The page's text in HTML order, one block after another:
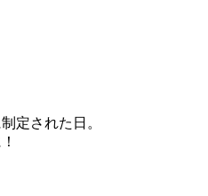
定された日。